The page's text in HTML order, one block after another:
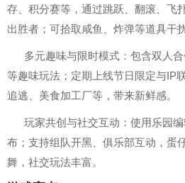
存、积分赛等，通过跳跃、翻滚、飞
出胜者；可拾取咸鱼、炸弹等道具干
多元趣味与限时模式：包含双人
等趣味玩法；定期上线节日限定与IP
追逃、美食加工厂等，带来新鲜感。
玩家共创与社交互动：使用乐园
布；支持组队开黑、俱乐部互动，蛋
舞，社交玩法丰富。